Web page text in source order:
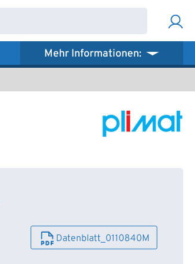
Mehr Informationen:
Datenblatt_0110840M